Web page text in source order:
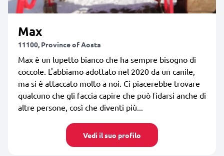
Max
11100, Province of Aosta
Max è un lupetto bianco che ha sempre bisogno di
coccole. L'abbiamo adottato nel 2020 da un canile,
ma si è attaccato molto a noi. Ci piacerebbe trovare
qualcuno che gli faccia capire che può fidarsi anche di
altre persone, così che diventi più...
Vedi il suo profilo